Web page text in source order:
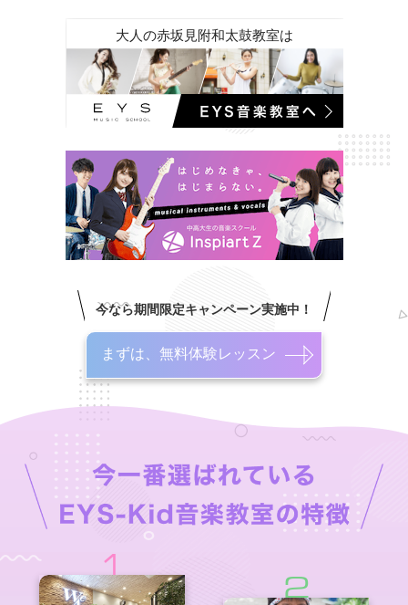
大人の赤坂見附和太鼓教室は
今なら期間限定キャンペーン実施中！
まずは、無料体験レッスン
1
2